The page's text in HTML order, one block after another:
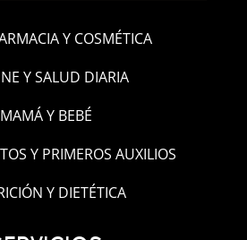
Y COSMÉTICA
Y SALUD DIARIA
MAMÁ Y BEBÉ
Y PRIMEROS AUXILIOS
Y DIETÉTICA